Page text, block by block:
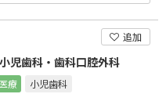
追加
児歯科・歯科口腔外科
療 小児歯科